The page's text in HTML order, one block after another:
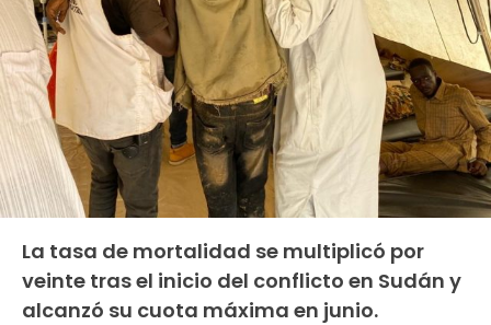
La tasa de mortalidad se multiplicó por
veinte tras el inicio del conflicto en Sudán y
alcanzó su cuota máxima en junio.